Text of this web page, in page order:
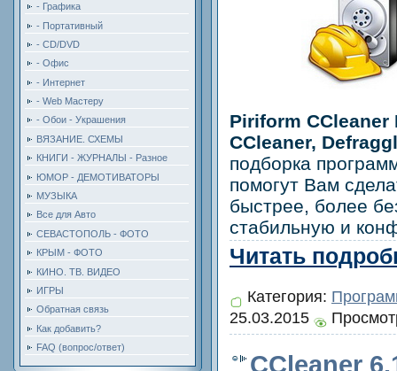
- Графика
- Портативный
- CD/DVD
- Офис
- Интернет
- Web Мастеру
- Обои - Украшения
ВЯЗАНИЕ. СХЕМЫ
КНИГИ - ЖУРНАЛЫ - Разное
ЮМОР - ДЕМОТИВАТОРЫ
МУЗЫКА
Все для Авто
СЕВАСТОПОЛЬ - ФОТО
КРЫМ - ФОТО
КИНО. ТВ. ВИДЕО
ИГРЫ
Обратная связь
Как добавить?
FAQ (вопрос/ответ)
Piriform
CCleaner,
подборка
помогут Вам
быстрее, более
стабильную и
Читать
Категория:
25.03.2015
CCleaner